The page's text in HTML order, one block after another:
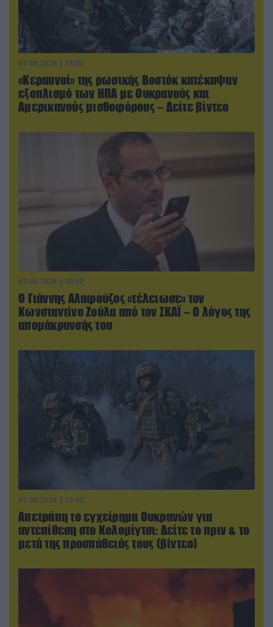
07.08.2026 | 18:02
«Κεραυνοί» της ρωσικής Βοστόκ κατέκαψαν
εξοπλισμό των ΗΠΑ με Ουκρανούς και
Αμερικανούς μισθοφόρους – Δείτε βίντεο
07.08.2026 | 20:02
Ο Γιάννης Αλαφούζος «τέλειωσε» τον
Κωνσταντίνο Ζούλα από τον ΣΚΑΪ – Ο λόγος της
απομάκρυνσής του
07.08.2026 | 19:02
Απετράπη το εγχείρημα Ουκρανών για
αντεπίθεση στο Κολομίγτσι: Δείτε το πριν & το
μετά της προσπάθειάς τους (βίντεο)